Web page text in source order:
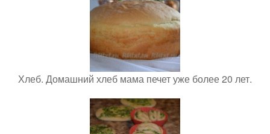
Хлеб. Домашний хлеб мама печет уже более 20 лет.